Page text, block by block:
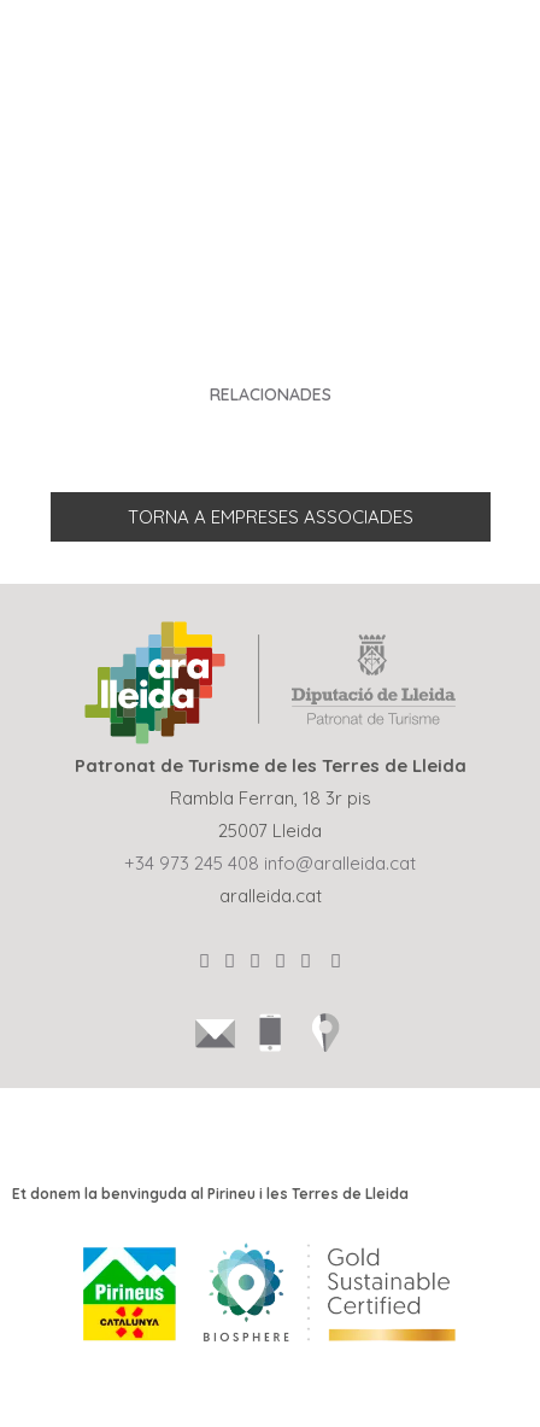
RELACIONADES
TORNA A EMPRESES ASSOCIADES
Patronat de Turisme de les Terres de Lleida
Rambla Ferran, 18 3r pis
25007 Lleida
+34 973 245 408 info@aralleida.cat
aralleida.cat
Et donem la benvinguda al Pirineu i les Terres de Lleida